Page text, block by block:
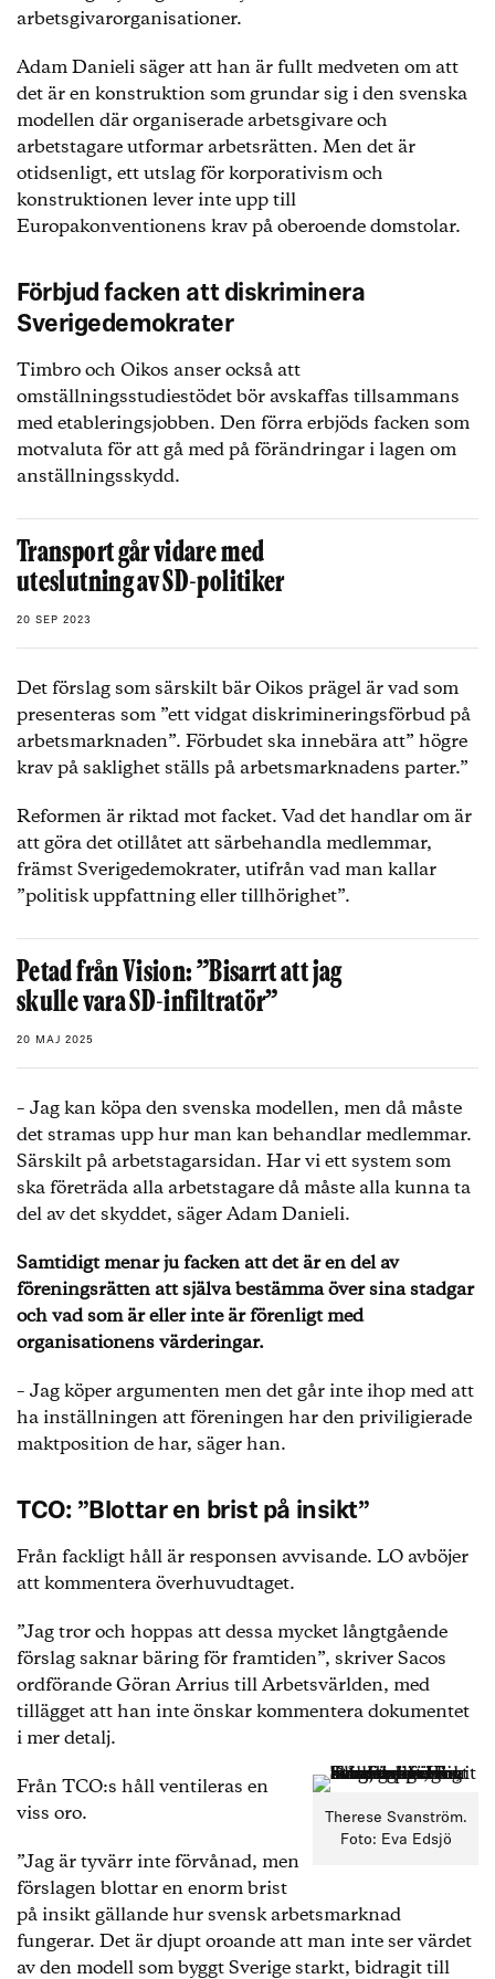
arbetsgivarorganisationer.
Adam Danieli säger att han är fullt medveten om att
det är en konstruktion som grundar sig i den svenska
modellen där organiserade arbetsgivare och
arbetstagare utformar arbetsrätten. Men det är
otidsenligt, ett utslag för korporativism och
konstruktionen lever inte upp till
Europakonventionens krav på oberoende domstolar.
Förbjud facken att diskriminera
Sverigedemokrater
Timbro och Oikos anser också att
omställningsstudiestödet bör avskaffas tillsammans
med etableringsjobben. Den förra erbjöds facken som
motvaluta för att gå med på förändringar i lagen om
anställningsskydd.
Transport går vidare med
uteslutning av SD-politiker
20 SEP 2023
Det förslag som särskilt bär Oikos prägel är vad som
presenteras som ”ett vidgat diskrimineringsförbud på
arbetsmarknaden”. Förbudet ska innebära att” högre
krav på saklighet ställs på arbetsmarknadens parter.”
Reformen är riktad mot facket. Vad det handlar om är
att göra det otillåtet att särbehandla medlemmar,
främst Sverigedemokrater, utifrån vad man kallar
”politisk uppfattning eller tillhörighet”.
Petad från Vision: ”Bisarrt att jag
skulle vara SD-infiltratör”
20 MAJ 2025
– Jag kan köpa den svenska modellen, men då måste
det stramas upp hur man kan behandlar medlemmar.
Särskilt på arbetstagarsidan. Har vi ett system som
ska företräda alla arbetstagare då måste alla kunna ta
del av det skyddet, säger Adam Danieli.
Samtidigt menar ju facken att det är en del av
föreningsrätten att själva bestämma över sina stadgar
och vad som är eller inte är förenligt med
organisationens värderingar.
– Jag köper argumenten men det går inte ihop med att
ha inställningen att föreningen har den priviligierade
maktposition de har, säger han.
TCO: ”Blottar en brist på insikt”
Från fackligt håll är responsen avvisande. LO avböjer
att kommentera överhuvudtaget.
”Jag tror och hoppas att dessa mycket långtgående
förslag saknar bäring för framtiden”, skriver Sacos
ordförande Göran Arrius till Arbetsvärlden, med
tillägget att han inte önskar kommentera dokumentet
i mer detalj.
Therese Svanström.
Foto: Eva Edsjö
Från TCO:s håll ventileras en
viss oro.
”Jag är tyvärr inte förvånad, men
förslagen blottar en enorm brist
på insikt gällande hur svensk arbetsmarknad
fungerar. Det är djupt oroande att man inte ser värdet
av den modell som byggt Sverige starkt, bidragit till